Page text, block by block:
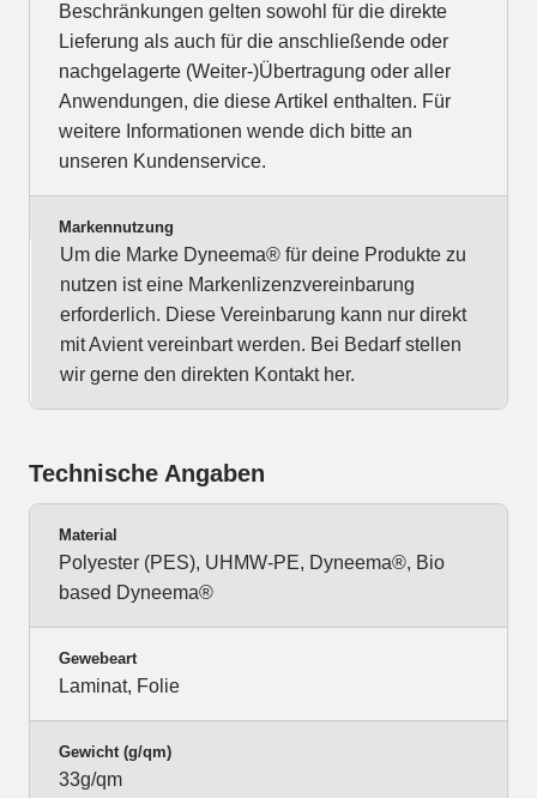
Beschränkungen gelten sowohl für die direkte
Lieferung als auch für die anschließende oder
nachgelagerte (Weiter-)Übertragung oder aller
Anwendungen, die diese Artikel enthalten. Für
weitere Informationen wende dich bitte an
unseren Kundenservice.
Markennutzung
Um die Marke Dyneema® für deine Produkte zu
nutzen ist eine Markenlizenzvereinbarung
erforderlich. Diese Vereinbarung kann nur direkt
mit Avient vereinbart werden. Bei Bedarf stellen
wir gerne den direkten Kontakt her.
Technische Angaben
Material
Polyester (PES), UHMW-PE, Dyneema®, Bio
based Dyneema®
Gewebeart
Laminat, Folie
Gewicht (g/qm)
33g/qm